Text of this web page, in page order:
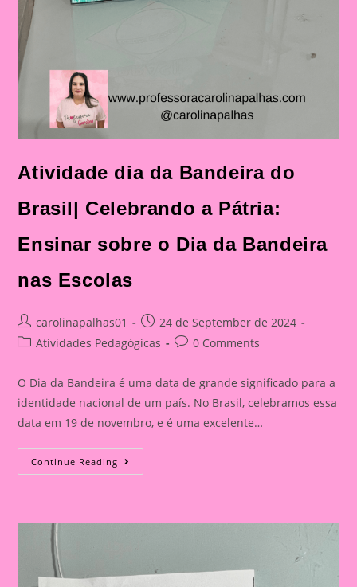
Atividade dia da Bandeira do
Brasil| Celebrando a Pátria:
Ensinar sobre o Dia da Bandeira
nas Escolas
Post
author:
carolinapalhas01
Post
published:
24 de September de 2024
PostAtividades Pedagógicas
Post0 Comments
O Dia da Bandeira é uma data de grande significado para a
identidade nacional de um país. No Brasil, celebramos essa
data em 19 de novembro, e é uma excelente…
Continue Reading Atividade
Dia
Bandeira
Sobre